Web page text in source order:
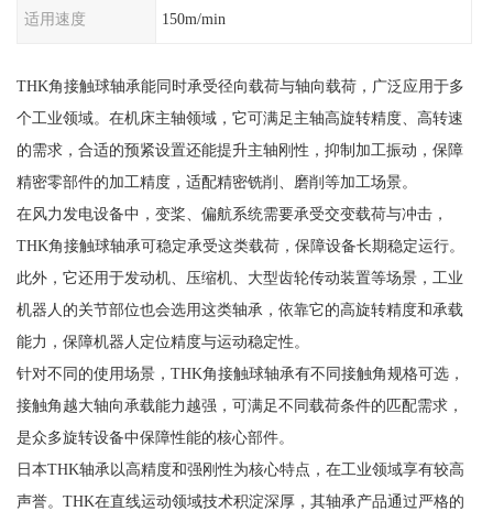
适用速度 150m/min
THK角接触球轴承能同时承受径向载荷与轴向载荷，广泛应用于多
个工业领域。在机床主轴领域，它可满足主轴高旋转精度、高转速
的需求，合适的预紧设置还能提升主轴刚性，抑制加工振动，保障
精密零部件的加工精度，适配精密铣削、磨削等加工场景。
在风力发电设备中，变桨、偏航系统需要承受交变载荷与冲击，
THK角接触球轴承可稳定承受这类载荷，保障设备长期稳定运行。
此外，它还用于发动机、压缩机、大型齿轮传动装置等场景，工业
机器人的关节部位也会选用这类轴承，依靠它的高旋转精度和承载
能力，保障机器人定位精度与运动稳定性。
针对不同的使用场景，THK角接触球轴承有不同接触角规格可选，
接触角越大轴向承载能力越强，可满足不同载荷条件的匹配需求，
是众多旋转设备中保障性能的核心部件。
日本THK轴承以高精度和强刚性为核心特点，在工业领域享有较高
声誉。THK在直线运动领域技术积淀深厚，其轴承产品通过严格的